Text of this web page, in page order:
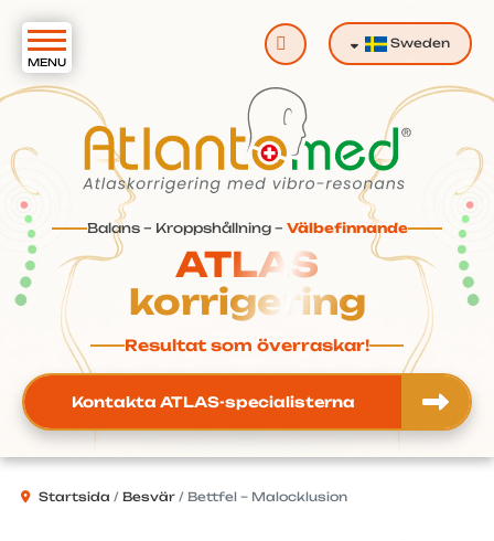
Balans – Kroppshållning – Välbefinnande
ATLAS
korrigering
Resultat som överraskar!
Kontakta ATLAS-specialisterna
Sök Sweden
Startsida Besvär Bettfel – Malocklusion